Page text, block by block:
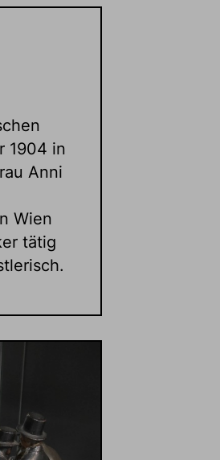
1904 in
Anni
Wien
tätig